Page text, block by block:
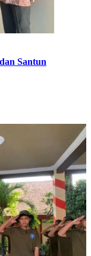
Santun